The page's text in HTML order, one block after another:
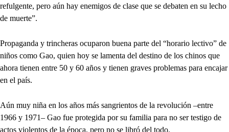
refulgente, pero aún hay enemigos de clase que se debaten en su lecho
de muerte”.
Propaganda y trincheras ocuparon buena parte del “horario lectivo” de
niños como Gao, quien hoy se lamenta del destino de los chinos que
ahora tienen entre 50 y 60 años y tienen graves problemas para encajar
en el país.
Aún muy niña en los años más sangrientos de la revolución –entre
1966 y 1971– Gao fue protegida por su familia para no ser testigo de
actos violentos de la época, pero no se libró del todo.